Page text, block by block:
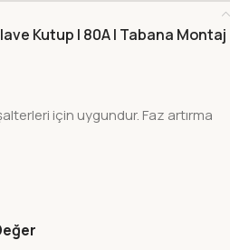
Kutup | 80A | Tabana Montaj
için uygundur. Faz artırma